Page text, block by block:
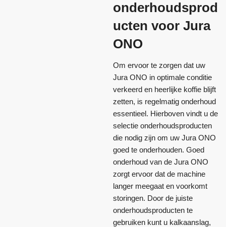
onderhoudsprod
ucten voor Jura
ONO
Om ervoor te zorgen dat uw
Jura ONO in optimale conditie
verkeerd en heerlijke koffie blijft
zetten, is regelmatig onderhoud
essentieel. Hierboven vindt u de
selectie onderhoudsproducten
die nodig zijn om uw Jura ONO
goed te onderhouden. Goed
onderhoud van de Jura ONO
zorgt ervoor dat de machine
langer meegaat en voorkomt
storingen. Door de juiste
onderhoudsproducten te
gebruiken kunt u kalkaanslag,